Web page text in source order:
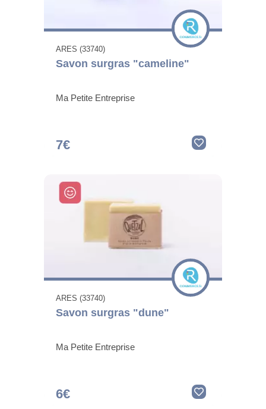
ARES (33740)
Savon surgras "cameline"
Ma Petite Entreprise
7€
ARES (33740)
Savon surgras "dune"
Ma Petite Entreprise
6€